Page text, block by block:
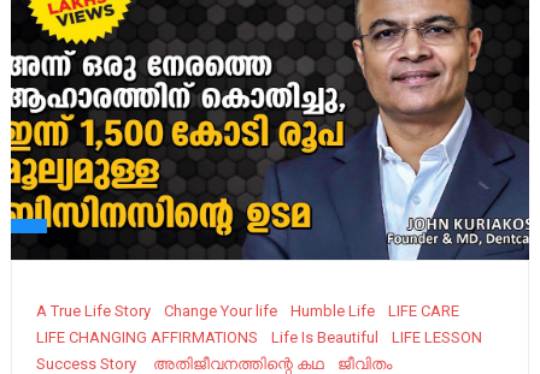
A True Life Story Change Your life Humble Life
LIFE CARE
LIFE CHANGING AFFIRMATIONS
Life Is Beautiful
LIFE LESSON
Success Story
അതിജീവനത്തിന്റെ കഥ
ജീവിതം